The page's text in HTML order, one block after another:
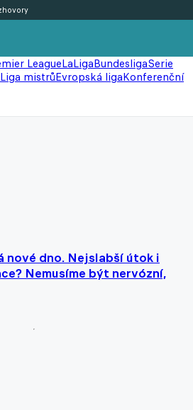
LeagueLaLigaBundesligaSerie
Liga mistrůEvropská ligaKonferenční
nové dno. Nejslabší útok i
Nemusíme být nervózní,